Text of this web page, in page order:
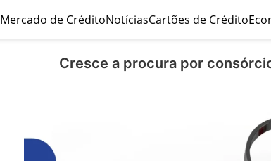
Mercado de CréditoNotíciasCartões de Crédito
Cresce a procura por